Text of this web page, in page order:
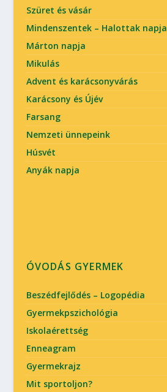
Szüret és vásár
Mindenszentek – Halottak napja
Márton napja
Mikulás
Advent és karácsonyvárás
Karácsony és Újév
Farsang
Nemzeti ünnepeink
Húsvét
Anyák napja
ÓVODÁS GYERMEK
Beszédfejlődés – Logopédia
Gyermekpszichológia
Iskolaérettség
Enneagram
Gyermekrajz
Mit sportoljon?